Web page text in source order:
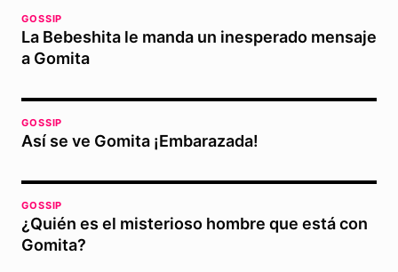
GOSSIP
La Bebeshita le manda un inesperado mensaje
a Gomita
GOSSIP
Así se ve Gomita ¡Embarazada!
GOSSIP
¿Quién es el misterioso hombre que está con
Gomita?